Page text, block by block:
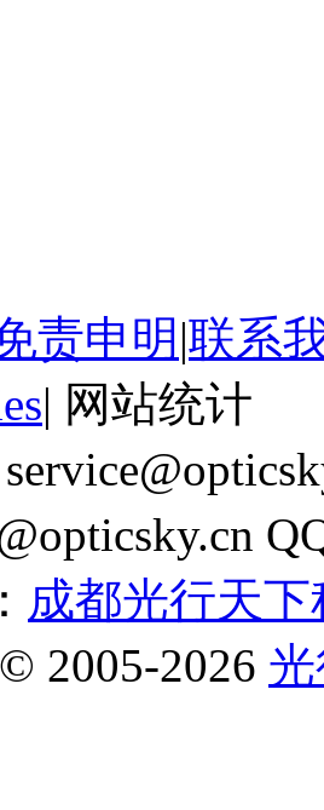
责申明 |联系
| 网站统计
成都光行天
2005-2026